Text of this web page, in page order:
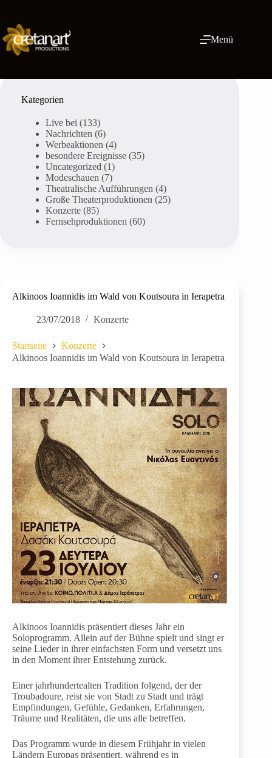
springen
Menü
Alkinoos Ioannidis im Wald von Koutsoura in Ierapetra
23/07/2018 Konzerte
Startseite
Konzerte
Alkinoos Ioannidis im Wald von Koutsoura in Ierapetra
Alkinoos Ioannidis präsentiert dieses Jahr ein
Soloprogramm. Allein auf der Bühne spielt und singt er
seine Lieder in ihrer einfachsten Form und versetzt uns
in den Moment ihrer Entstehung zurück.
Einer jahrhundertealten Tradition folgend, der der
Troubadoure, reist sie von Stadt zu Stadt und trägt
Empfindungen, Gefühle, Gedanken, Erfahrungen,
Träume und Realitäten, die uns alle betreffen.
Das Programm wurde in diesem Frühjahr in vielen
Ländern Europas präsentiert, während es in
Kategorien
Live bei (133)
Nachrichten (6)
Werbeaktionen (4)
besondere Ereignisse (35)
Uncategorized (1)
Modeschauen (7)
Theatralische Aufführungen (4)
Große Theaterproduktionen (25)
Konzerte (85)
Fernsehproduktionen (60)